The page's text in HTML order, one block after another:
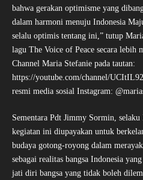
bahwa gerakan optimisme yang
dalam harmoni menuju Indonesia
selalu optimis tentang ini,” tutup
lagu The Voice of Peace secara lebih
Channel Maria Stefanie pada tautan:
https://youtube.com/channel/
resmi media sosial Instagram:
Sementara Pdt Jimmy Sormin, selaku
kegiatan ini diupayakan untuk
budaya gotong-royong dalam
sebagai realitas bangsa Indonesia
jati diri bangsa yang tidak boleh